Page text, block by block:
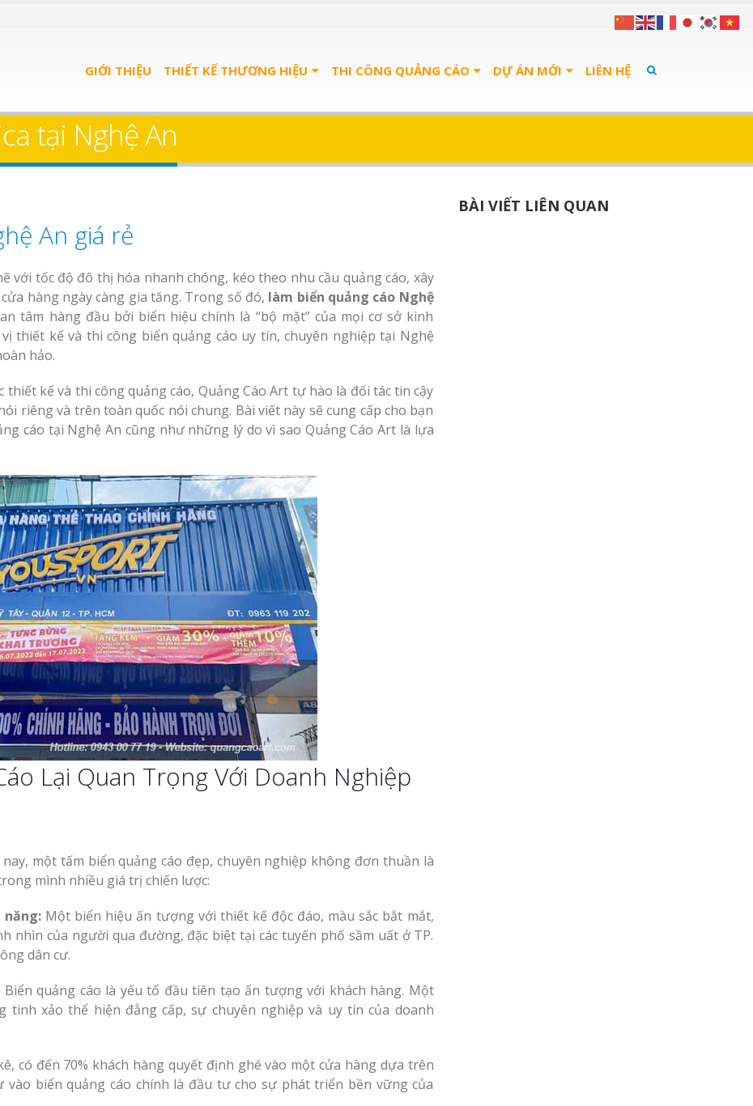
GIỚI THIỆU THIẾT KẾ THƯƠNG HIỆU THI CÔNG QUẢNG CÁO DỰ ÁN MỚI LIÊN HỆ
tại Nghệ An
An giá rẻ
với tốc độ đô thị hóa nhanh chóng, kéo theo nhu cầu quảng cáo, xây
hàng ngày càng gia tăng. Trong số đó, làm biển quảng cáo Nghệ
tâm hàng đầu bởi biển hiệu chính là “bộ mặt” của mọi cơ sở kinh
thiết kế và thi công biển quảng cáo uy tín, chuyên nghiệp tại Nghệ
hảo.
kế và thi công quảng cáo, Quảng Cáo Art tự hào là đối tác tin cậy
riêng và trên toàn quốc nói chung. Bài viết này sẽ cung cấp cho bạn
cáo tại Nghệ An cũng như những lý do vì sao Quảng Cáo Art là lựa
Lại Quan Trọng Với Doanh Nghiệp
một tấm biển quảng cáo đẹp, chuyên nghiệp không đơn thuần là
mình nhiều giá trị chiến lược:
năng:Một biển hiệu ấn tượng với thiết kế độc đáo, màu sắc bắt mắt,
nhìn của người qua đường, đặc biệt tại các tuyến phố sầm uất ở TP.
dân cư.
Biển quảng cáo là yếu tố đầu tiên tạo ấn tượng với khách hàng. Một
xảo thể hiện đẳng cấp, sự chuyên nghiệp và uy tín của doanh
có đến 70% khách hàng quyết định ghé vào một cửa hàng dựa trên
biển quảng cáo chính là đầu tư cho sự phát triển bền vững của
BÀI VIẾT LIÊN QUAN